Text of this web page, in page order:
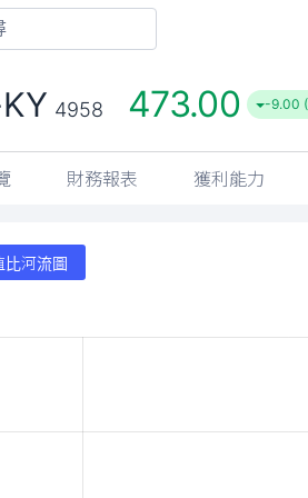
4958 473.00 -9.00
財務報表 獲利能力
比河流圖